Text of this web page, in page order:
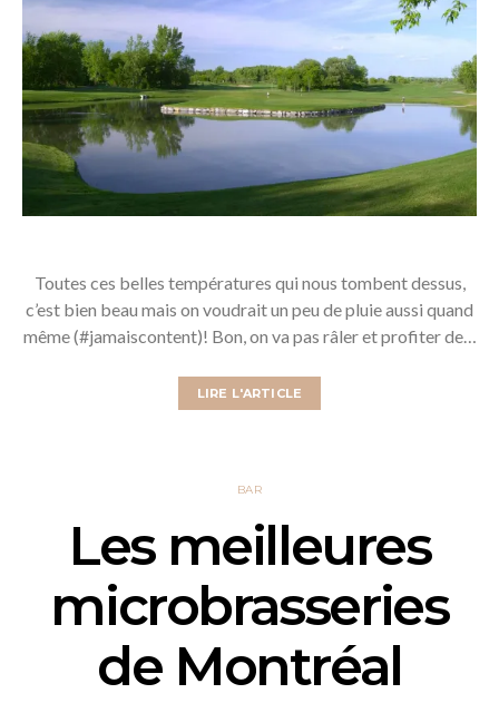
Toutes ces belles températures qui nous tombent dessus,
c’est bien beau mais on voudrait un peu de pluie aussi quand
même (#jamaiscontent)! Bon, on va pas râler et profiter de…
LIRE L'ARTICLE
BAR
Les meilleures
microbrasseries
de Montréal